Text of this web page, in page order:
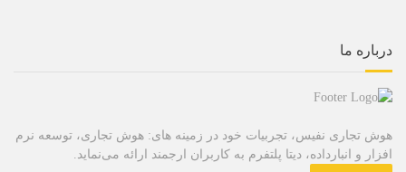
درباره ما
هوش تجاری نفیس، تجربیات خود در زمینه های: هوش تجاری، توسعه نرم
افزار و انبارداده، دیتا پلتفرم به کاربران ارجمند ارائه می‌نماید.